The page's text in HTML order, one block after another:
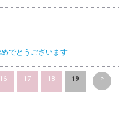
でとうございます
16 17 18 19 >